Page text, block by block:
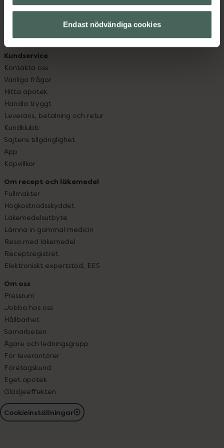
Endast nödvändiga cookies
datorn. Oavsett vem du är så är det vårt uppdrag att
Kundservice
Kontakta oss
Vanliga frågor
Hitta apotek
Handla tryggt
Leverans, betalning och retur
Kundklubb
Sajtens tillgänglighet
App
Köpvillkor
Om recept och läkemedel
Fullmakter
Högkostnadsskyddet
Läkemedelsutbyte
Lämna in gammal medicin
Resa med läkemedel
Receptregistret
Elektroniskt expertstöd, EES
Om oss
Pressrum
Jobba hos oss
Hållbarhet
Samarbeten
Ägare och ledningsgrupp
För leverantörer
Företagskund
Eget apotek
Glädjeeffekten
Cookieinställningar